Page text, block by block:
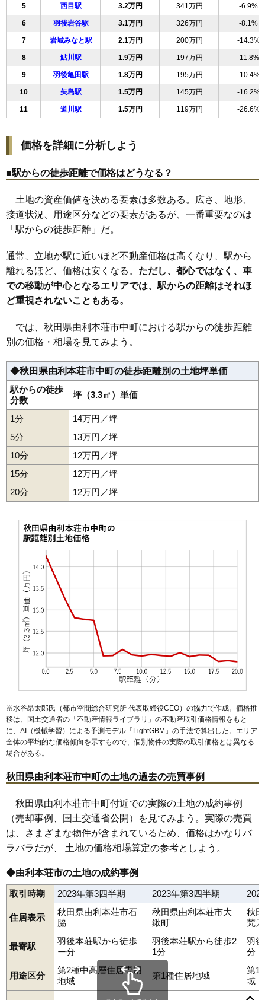
23 西梵天 7.9万円 811万円 2.1%
24 鶴沼 7.9万円 499万円 5.9%
25 大鍬町 7.9万円 617万円 8.9%
26 中町 7.4万円 2,461万円 -2.0%
27 薬師堂 7.2万円 713万円 -2.9%
28 小人町 6.9万円 618万円 1.4%
29 古雪町 6.5万円 586万円 6.8%
31 大浦 5.6万円
33 水林 4.5万円 789万円 -0.0%
34 荒町 4.4万円 329万円 -1.1%
35 岩谷町 3.8万円 378万円 -5.6%
36 矢島町七日町
37 二十六木 3.3万円 478万円 -7.6%
38 前郷 3.3万円 247万円 -15.3%
39 西目町沼田 2.9万円 335万円 -9.8%
40 三条 2.8万円
42 矢島町矢島町 2.2万円
44 土谷 2.1万円 503万円
45 西目町出戸
46
47 東鮎川
48 岩城勝手
49 西目町海士剥
50 矢島町元町
51 長坂
53 松ケ崎
54 大内三川
56 岩城赤平
57 神沢
58 鳥海町上笹子 1.1万円 102万円 -22.4%
59
60
-18.6%
0.8万円
東由利老方 0.8万円 101万円 -17.6%
65 大谷 0.7万円 437万円 -24.4%
5 西目駅 3.2万円 341万円 -6.9%
6 羽後岩谷駅 3.1万円 326万円 -8.1%
7 岩城みなと駅 2.1万円 200万円 -14.3%
8 鮎川駅 1.9万円 197万円 -11.8%
9 羽後亀田駅 1.8万円 195万円 -10.4%
10 矢島駅 1.5万円 145万円 -16.2%
11 道川駅 1.5万円 119万円 -26.6%
価格を詳細に分析しよう
■駅からの徒歩距離で価格はどうなる？
土地の資産価値を決める要素は多数ある。広さ、地形、
接道状況、用途区分などの要素があるが、一番重要なのは
「駅からの徒歩距離」だ。
通常、立地が駅に近いほど不動産価格は高くなり、駅から
離れるほど、価格は安くなる。 ただし、都心ではなく、車
での移動が中心となるエリアでは、駅からの距離はそれほ
ど重視されないこともある。
では、秋田県由利本荘市中町における駅からの徒歩距離
別の価格・相場を見てみよう。
◆秋田県由利本荘市中町の徒歩距離別の土地坪単価
駅からの徒歩
分数
坪（3.3㎡）単価
1分
14万円／坪
5分
13万円／坪
10分
12万円／坪
15分
12万円／坪
20分
12万円／坪
※水谷昂太郎氏（都市空間総合研究所 代表取締役CEO）の協力で作成。価格推
移は、国土交通省の「不動産情報ライブラリ 」の不動産取引価格情報をもと
に、AI（機械学習）による予測モデル「LightGBM」の手法で算出した。エリア
全体の平均的な価格傾向を示すもので、個別物件の実際の取引価格とは異なる
場合がある。
秋田県由利本荘市中町の土地の過去の売買事例
秋田県由利本荘市中町付近での実際の土地の成約事例
（売却事例、国土交通省公開）を見てみよう。実際の売買
は、さまざまな物件が含まれているため、価格はかなりバ
ラバラだが、 土地の価格相場算定の参考としよう。
◆由利本荘市の土地の成約事例
取引時期 2023年第3四半期 2023年第3四半期
住居表示
秋田県由利本荘市石
脇
秋田県由利本荘市大
鍬町
秋
梵天
最寄駅
羽後本荘駅から徒歩
ー分
羽後本荘駅から徒歩2
1分
羽
分
用途区分
第2種中高層住居専用
地域
第1種住居地域
第1
域
赤沼下 荒町石脇 一番堰井戸尻岩城赤平岩城勝手岩城二古
岩谷町裏尾崎町 大内三川
御門桜小路